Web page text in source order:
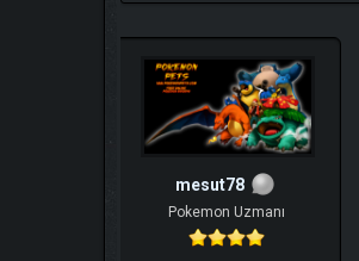
mesut78
Pokemon Uzmanı